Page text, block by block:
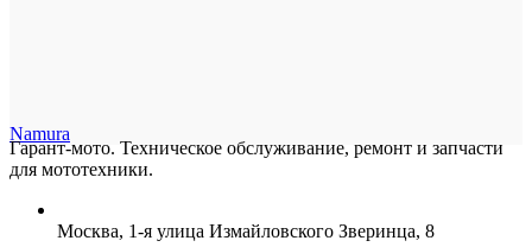
Namura
Гарант-мото. Техническое обслуживание, ремонт и запчасти
для мототехники.
Москва, 1-я улица Измайловского Зверинца, 8